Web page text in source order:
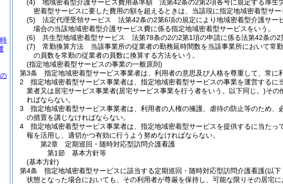
(4)
地域密着型介護サービス費用基準額 法第42条の2第2項各号に規定する厚生
密着型サービスに要した費用の額を超えるときは、当該現に指定地域密着型サ
(5)
法定代理受領サービス 法第42条の2第6項の規定により地域密着型介護サー
場合の当該地域密着型介護サービス費に係る指定地域密着型サービスをいう。
(6)
共生型地域密着型サービス 法第78条の2の2第1項の申請に係る法第42条の2
(7)
常勤換算方法 当該事業所の従業者の勤務延時間数を当該事業所において常
の員数を常勤の従業者の員数に換算する方法をいう。
(指定地域密着型サービスの事業の一般原則)
第3条
指定地域密着型サービス事業者は、利用者の意思及び人格を尊重して、常に
2
指定地域密着型サービス事業者は、指定地域密着型サービスの事業を運営する
業者又は居宅サービス事業者(居宅サービス事業を行う者をいう。以下同じ。)その
ればならない。
3
指定地域密着型サービス事業者は、利用者の人権の擁護、虐待の防止等のため
の措置を講じなければならない。
4
指定地域密着型サービス事業者は、指定地域密着型サービスを提供するに当た
報を活用し、適切かつ有効に行うよう努めなければならない。
第2章
定期巡回・随時対応型訪問介護看護
第1節
基本方針等
(基本方針)
第4条
指定地域密着型サービスに該当する定期巡回・随時対応型訪問介護看護(以下
状態となった場合においても、その利用者が尊厳を保持し、可能な限りその居宅